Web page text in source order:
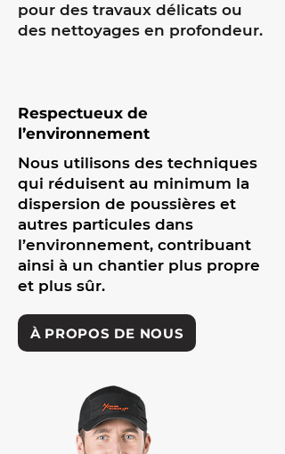
pour des travaux délicats ou
des nettoyages en profondeur.
Respectueux de
l’environnement
Nous utilisons des techniques
qui réduisent au minimum la
dispersion de poussières et
autres particules dans
l’environnement, contribuant
ainsi à un chantier plus propre
et plus sûr.
À PROPOS DE NOUS